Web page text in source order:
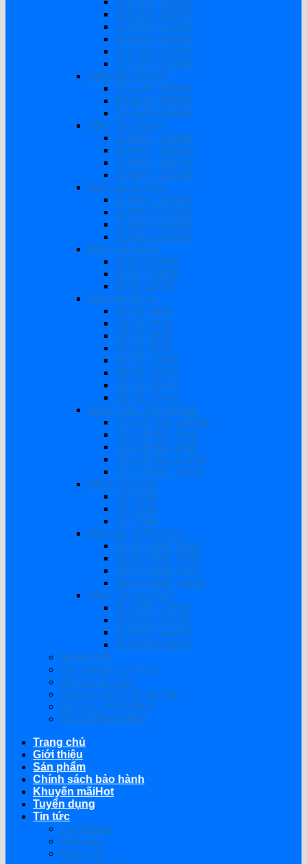
SUOER 1500W
SUOER 2000W
SUOER 3000W
SUOER 3200W
SUOER 5000W
Biến tần EASUN
EASUN 3000W
EASUN 3800W
EASUN 6200W
Biến Tần Sumry
SUMRY 1800W
SUMRY 3000W
SUMRY 3800W
SUMRY 6200W
Biến tần ZUMAX
ZUMAX 3000W
ZUMAX 5500W
ZUMAX 6200W
ZUMAX 6600W
Biến Tần Bơm
BƠM 5500W
BƠM 7500W
BƠM 15KW
Biến tần Deye
DEYE 3KW
DEYE 5KW
DEYE 6KW
DEYE 8KW
DEYE 10KW
DEYE 12KW
DEYE 16KW
DEYE 20KW
BIẾN TẦN TECHFINE
TECHFINE 1200W
TECHFINE 3KW
TECHFINE 4KW
TECHFINE 6.2KW
TECHFINE 11KW
BIẾN TẦN SP
SP 3200
SP 4200
SP 7000
Biến tần SOROTEC
REVO HMT 4KW
REVO HMT 6KW
REVO HMT 8KW
REVO HMT 11KW
Biến Tần SUOER
SUOER 2.2KW
SUOER 3.2KW
SUOER 4.2KW
SUOER 6.2KW
Modul Wifi
Pin Lithium Lưu Trữ
Bộ Sạc Ắc Quy
Bộ Kích Nổ Ô Tô Xe Tải
BỘ LỌC ĐĨA ARKA
BỘ CHÂM PHÂN
Trang chủ
Giới thiệu
Sản phẩm
Chính sách bảo hành
Khuyến mãi
Tuyển dụng
Tin tức
Thị trường
Mẹo hay
Đánh giá